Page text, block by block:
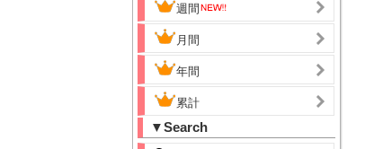
週間
月間
年間
累計
▼Search